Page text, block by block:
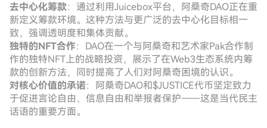
去中心化筹款：通过利用Juicebox平台，阿桑奇DAO正在重
新定义筹款环境。这种方法与更广泛的去中心化目标相一
致，强调透明度和集体贡献。
独特的NFT合作：DAO在一个与阿桑奇和艺术家Pak合作制
作的独特NFT上的战略投资，展示了在Web3生态系统内筹
款的创新方法，同时提高了人们对阿桑奇困境的认识。
对核心价值的承诺：阿桑奇DAO和$JUSTICE代币坚定致力
于促进言论自由、信息自由和举报者保护——这是当代民主
话语的重要方面。